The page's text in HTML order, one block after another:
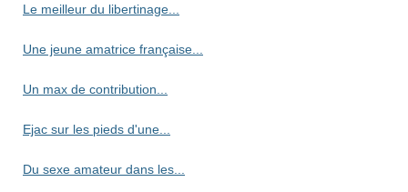
Le meilleur du libertinage...
Une jeune amatrice française...
Un max de contribution...
Ejac sur les pieds d'une...
Du sexe amateur dans les...